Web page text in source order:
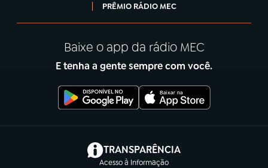
PRÊMIO RÁDIO MEC
Baixe o app da rádio MEC
E tenha a gente sempre com você.
TRANSPARÊNCIA
Acesso à Informação
(abre em nova aba)